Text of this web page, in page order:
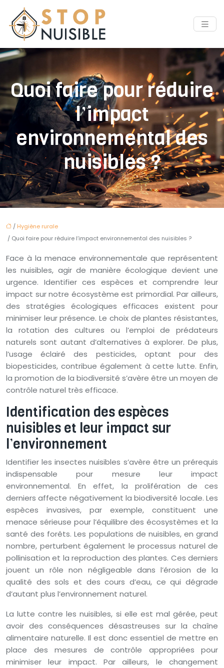
Quoi faire pour réduire
l’impact
environnemental des
nuisibles ?
/ Hygiène rurale
/ Quoi faire pour réduire l’impact environnemental des nuisibles ?
Face à la menace environnementale que représentent
les nuisibles, agir de manière écologique devient une
urgence. Identifier ces espèces et comprendre leur
impact sur notre écosystème est primordial. Par ailleurs,
des stratégies écologiques efficaces existent pour
minimiser leur présence. Le choix de plantes résistantes,
la rotation des cultures ou l’emploi de prédateurs
naturels sont autant d’alternatives à explorer. De plus,
l’usage éclairé des pesticides, optant pour des
biopesticides, contribue également à cette lutte. Enfin,
la promotion de la biodiversité s’avère être un moyen de
contrôle naturel très efficace.
Identification des espèces
nuisibles et leur impact sur
l’environnement
Identifier les insectes nuisibles s’avère être un prérequis
indispensable pour mesure leur impact
environnemental. En effet, la prolifération de ces
derniers affecte négativement la biodiversité locale. Les
espèces invasives, par exemple, constituent une
menace sérieuse pour l’équilibre des écosystèmes et la
santé des forêts. Les populations de nuisibles, en grand
nombre, perturbent également le processus naturel de
pollinisation et la reproduction des plantes. Ces derniers
jouent un rôle non négligeable dans l’érosion de la
qualité des sols et des cours d’eau, ce qui dégrade
d’autant plus l’environnement naturel.
La lutte contre les nuisibles, si elle est mal gérée, peut
avoir des conséquences désastreuses sur la chaîne
alimentaire naturelle. Il est donc essentiel de mettre en
place des mesures de contrôle appropriées pour
minimiser leur impact. Par ailleurs, le changement